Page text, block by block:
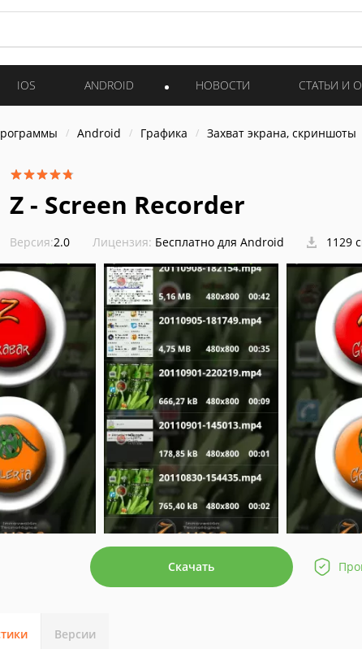
IOS ANDROID НОВОСТИ СТАТЬИ И
Android Графика Захват экрана, скриншоты
Z - Screen Recorder
Версия:2.0 Лицензия: Бесплатно для Android 1129
Скачать
Версии